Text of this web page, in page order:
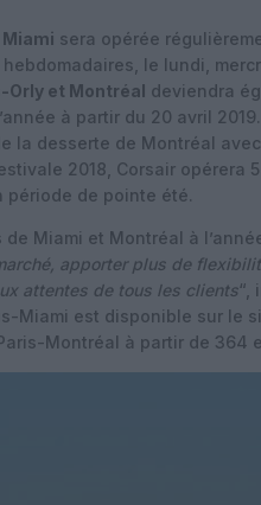
sera opérée
le lundi,
Orly et Montréal deviendra
à partir du 20 avril
la desserte de Montréal
2018, Corsair opérera
période de pointe été.
Miami et Montréal à
apporter plus de
attentes de tous les clients“,
Miami est disponible sur le
Montréal à partir de 364